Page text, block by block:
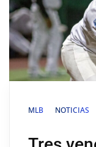
MLB NOTICIAS